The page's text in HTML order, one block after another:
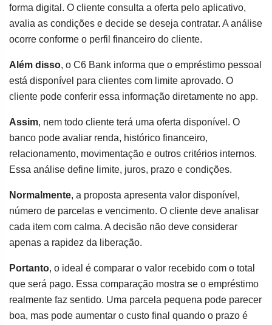
forma digital. O cliente consulta a oferta pelo aplicativo,
avalia as condições e decide se deseja contratar. A análise
ocorre conforme o perfil financeiro do cliente.
Além disso, o C6 Bank informa que o empréstimo pessoal
está disponível para clientes com limite aprovado. O
cliente pode conferir essa informação diretamente no app.
Assim, nem todo cliente terá uma oferta disponível. O
banco pode avaliar renda, histórico financeiro,
relacionamento, movimentação e outros critérios internos.
Essa análise define limite, juros, prazo e condições.
Normalmente, a proposta apresenta valor disponível,
número de parcelas e vencimento. O cliente deve analisar
cada item com calma. A decisão não deve considerar
apenas a rapidez da liberação.
Portanto, o ideal é comparar o valor recebido com o total
que será pago. Essa comparação mostra se o empréstimo
realmente faz sentido. Uma parcela pequena pode parecer
boa, mas pode aumentar o custo final quando o prazo é